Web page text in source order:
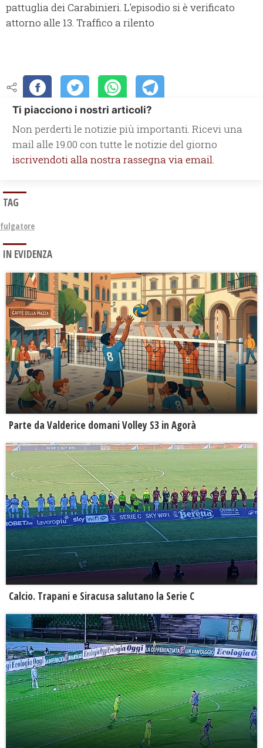
pattuglia dei Carabinieri. L'episodio si è verificato
attorno alle 13. Traffico a rilento
Ti piacciono i nostri articoli?
Non perderti le notizie più importanti. Ricevi una
mail alle 19.00 con tutte le notizie del giorno
iscrivendoti alla nostra rassegna via email.
TAG
fulgatore
IN EVIDENZA
Parte da Valderice domani Volley S3 in Agorà
Calcio. Trapani e Siracusa salutano la Serie C